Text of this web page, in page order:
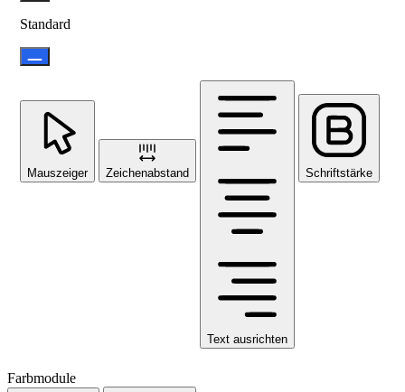
Standard
Mauszeiger Zeichenabstand
Text ausrichten
Schriftstärke
Farbmodule